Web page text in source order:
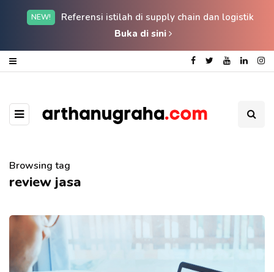
NEW!
Referensi istilah di supply chain dan logistik
Buka di sini
Browsing tag
review jasa